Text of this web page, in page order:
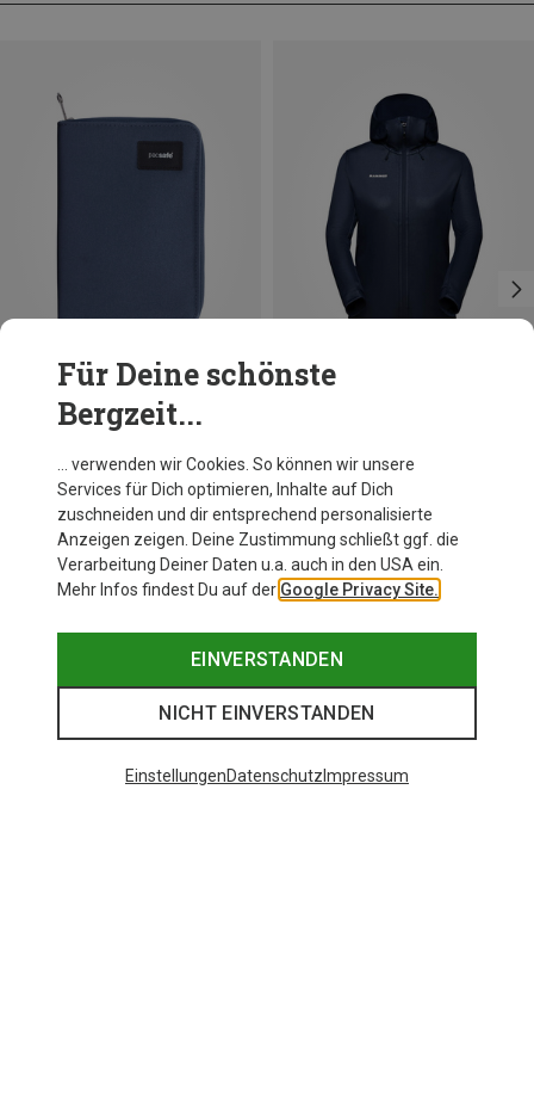
Du sparst 20%
Für Deine schönste
Bergzeit...
… verwenden wir Cookies. So können wir unsere
Services für Dich optimieren, Inhalte auf Dich
zuschneiden und dir entsprechend personalisierte
Anzeigen zeigen. Deine Zustimmung schließt ggf. die
Verarbeitung Deiner Daten u.a. auch in den USA ein.
Mehr Infos findest Du auf der Google Privacy Site.
EINVERSTANDEN
NICHT EINVERSTANDEN
EinstellungenDatenschutz Impressum